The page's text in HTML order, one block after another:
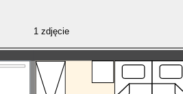
1 zdjęcie